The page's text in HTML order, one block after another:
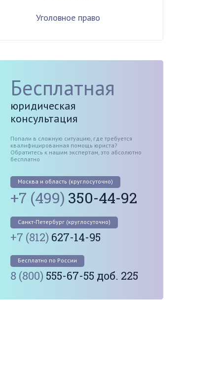
Уголовное право
Бесплатная
юридическая
консультация
Попали в сложную ситуацию, где требуется
квалифицированная помощь юриста?
Обратитесь к нашим экспертам, это абсолютно
бесплатно
Москва и область (круглосуточно)
+7 (499) 350-44-92
Санкт-Петербург (круглосуточно)
+7 (812) 627-14-95
Бесплатно по России
8 (800) 555-67-55 доб. 225